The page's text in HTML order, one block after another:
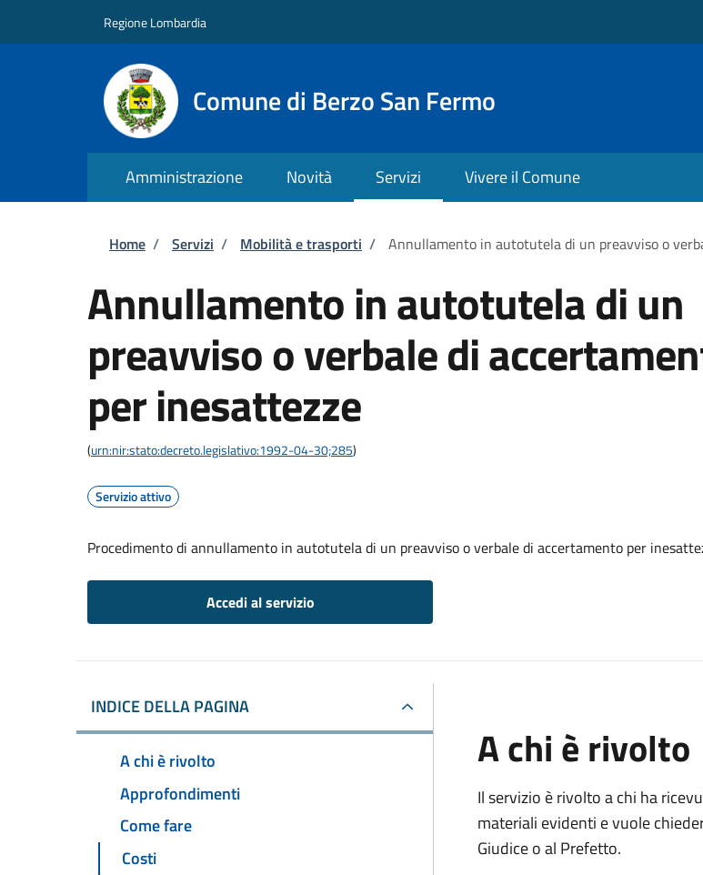
Regione Lombardia
Comune di Berzo San Fermo
Amministrazione Novità Servizi Vivere il Comune
Briciole di pane
Home / Servizi / Mobilità e trasporti / Annullamento in autotutela di un preavviso o
Annullamento in autotutela di un
preavviso o verbale di
per inesattezze
(urn:nir:stato:decreto.legislativo:1992-04-30;285)
Servizio attivo
Procedimento di annullamento in autotutela di un preavviso o verbale di accertamento per
Accedi al servizio
INDICE DELLA PAGINA
A chi è rivolto
Approfondimenti
Come fare
Costi
A chi è rivolto
Il servizio è rivolto a chi ha
materiali evidenti e vuole
Giudice o al Prefetto.